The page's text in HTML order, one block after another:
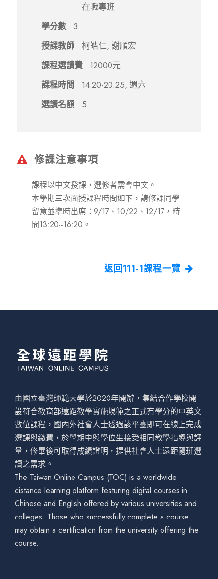
在職專班
學分數
3
授課教師
柯皓仁, 謝順宏
課程選讀費
12000元
課程時間
14:20-20:25, 週六
選讀名額
5
修課注意事項
課程以中文授課，選修者需會中文。
本學期三次面授課程時間如下，請修課同學
留意並準時出席：9/17、10/22、12/17，時
間13:20~16:20。
返回111-1課程一覽
由國立臺灣師範大學於2020年開辦，集結合作學校開
設符合教育部遠距教學實施規範之正式有學分的中英文
數位課程，國內外社會人士透過該平臺即可在線上完成
選課與繳費，於學期中與學位生接受相同教學指導與評
量，修畢後可取得成績證明，提供社會人士遠距隨班選
讀之需求。
The Taiwan Online Campus (TOC) is a worldwide
distance learning platform featuring digital courses in
Chinese and English offered by various universities and
colleges. Those who successfully complete a course
may obtain a certification from the university offering the
course.